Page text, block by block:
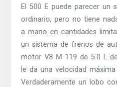
El 500 E puede parecer un
ordinario, pero no tiene
a mano en cantidades
un sistema de frenos de
motor V8 M 119 de 5.0 L
le da una velocidad
Verdaderamente un lobo